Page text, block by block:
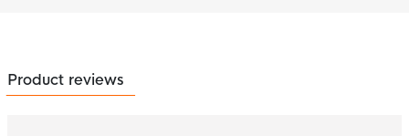
Product reviews